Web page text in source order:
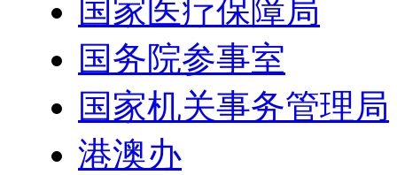
国家医疗保障局
国务院参事室
国家机关事务管理局
港澳办